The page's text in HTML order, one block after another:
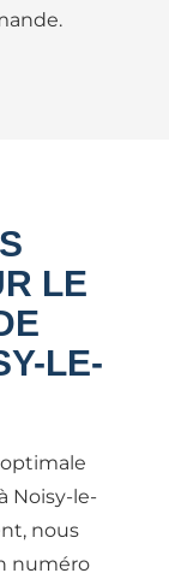
LE
LE-
Noisy-le-
nous
numéro